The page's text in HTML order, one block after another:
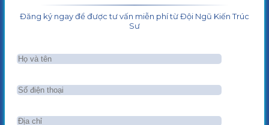
Đăng ký ngay để được tư vấn miễn phí từ Đội Ngũ Kiến Trúc
Sư